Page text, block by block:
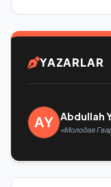
YAZARLAR
Abdullah
«Молодая